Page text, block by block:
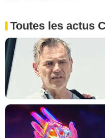
Toutes les actus